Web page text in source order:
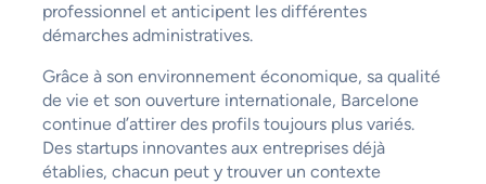
professionnel et anticipent les différentes
démarches administratives.
Grâce à son environnement économique, sa qualité
de vie et son ouverture internationale, Barcelone
continue d’attirer des profils toujours plus variés.
Des startups innovantes aux entreprises déjà
établies, chacun peut y trouver un contexte